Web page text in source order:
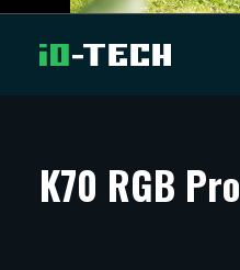
ARTIKKELIT
K70 RGB Pro